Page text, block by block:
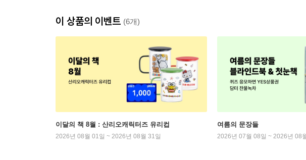
이 상품의 이벤트 (6개)
이달의 책 8월 : 산리오캐릭터즈 유리컵
2026년 08월 01일 ~ 2026년 08월 31일
여름의 문장들
2026년 07월 08일 ~ 2026년 08